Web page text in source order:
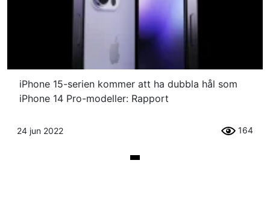
iPhone 15-serien kommer att ha dubbla hål som
iPhone 14 Pro-modeller: Rapport
24 jun 2022 164